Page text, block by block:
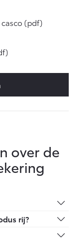
(pdf)
over de
op alleen de
Toyota schakelt
rij?
verbonden via